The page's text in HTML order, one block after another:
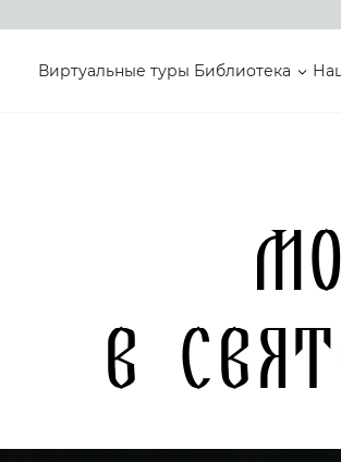
Виртуальные туры Библиотека
в